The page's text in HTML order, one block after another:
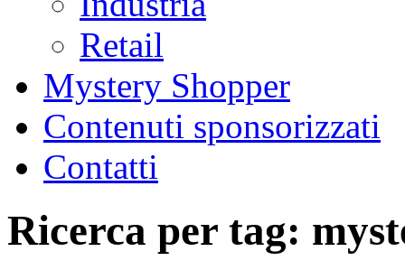
Retail
Mystery Shopper
Contenuti sponsorizzati
Contatti
Ricerca per tag: